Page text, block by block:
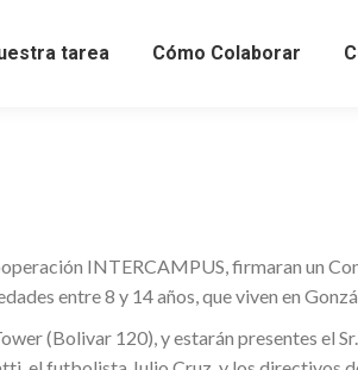
tarea Cómo Colaborar
INTERCAMPUS, firmaran un
entre 8 y 14 años, que viven en
(Bolivar 120), y estarán presentes el